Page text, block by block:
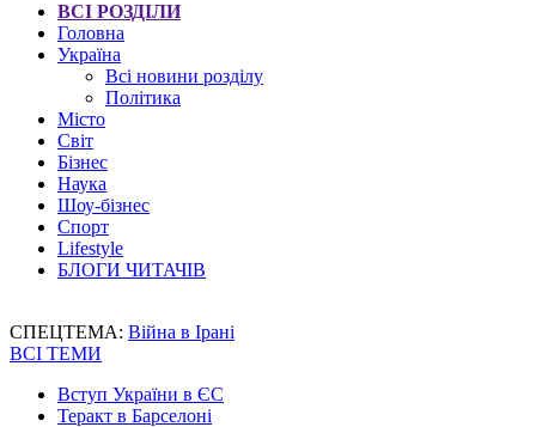
ВСІ РОЗДІЛИ
Головна
Україна
Всі новини розділу
Політика
Місто
Світ
Бізнес
Наука
Шоу-бізнес
Спорт
Lifestyle
БЛОГИ ЧИТАЧІВ
СПЕЦТЕМА: Війна в Ірані
ВСІ ТЕМИ
Вступ України в ЄС
Теракт в Барселоні